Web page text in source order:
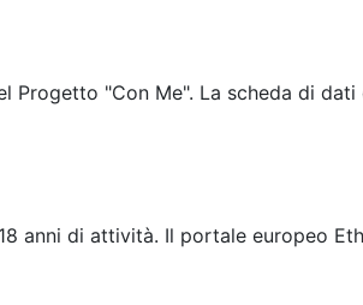
Progetto "Con Me". La scheda di dati
anni di attività. Il portale europeo